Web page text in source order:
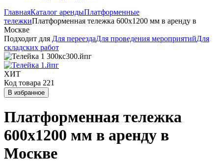
ГлавнаяКаталог арендыПлатформенные
тележкиПлатформенная тележка 600х1200 мм в аренду в
Москве
Подходит для Для переездаДля проведения мероприятийДля
складских работ
ХИТ
Код товара 221
В избранное
Платформенная тележка
600х1200 мм в аренду в
Москве